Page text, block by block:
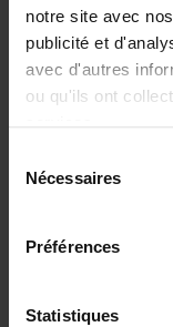
notre site avec
publicité et
avec d'autres
ou qu'ils ont
Nécessaires
Préférences
Statistiques